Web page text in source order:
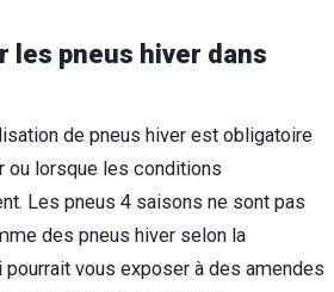
les pneus hiver dans
de pneus hiver est obligatoire
ou lorsque les conditions
Les pneus 4 saisons ne sont pas
des pneus hiver selon la
vous exposer à des amendes